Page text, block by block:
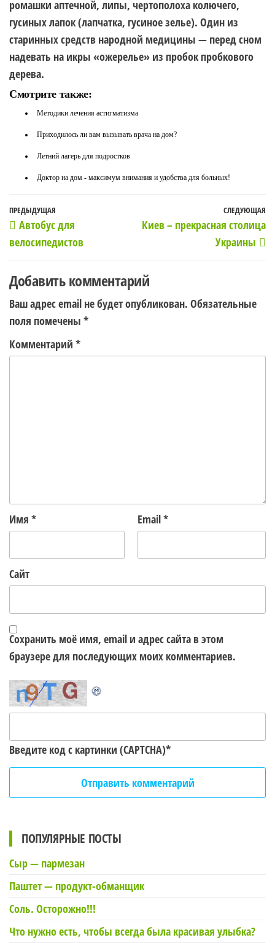
ромашки аптечной, липы, чертополоха колючего,
гусиных лапок (лапчатка, гусиное зелье). Один из
старинных средств народной медицины — перед сном
надевать на икры «ожерелье» из пробок пробкового
дерева.
Смотрите также:
Методики лечения астигматизма
Приходилось ли вам вызывать врача на дом?
Летний лагерь для подростков
Доктор на дом - максимум внимания и удобства для больных!
Навигация
по
записям
Предыдущая
запись
ПРЕДЫДУЩАЯ
Автобус для
велосипедистов
СЛЕДУЮЩАЯ
Киев – прекрасная столица
Украины
Добавить комментарий
Ваш адрес email не будет опубликован. Обязательные
поля помечены *
Комментарий *
Имя * Email*
Сайт
Сохранить моё имя, email и адрес сайта в этом
браузере для последующих моих комментариев.
Введите код с картинки (CAPTCHA)*
ПОПУЛЯРНЫЕ ПОСТЫ
Сыр — пармезан
Паштет — продукт-обманщик
Соль. Осторожно!!!
Что нужно есть, чтобы всегда была красивая улыбка?